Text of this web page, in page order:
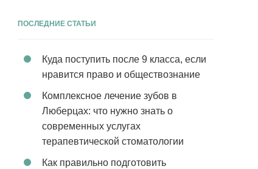
ПОСЛЕДНИЕ СТАТЬИ
Куда поступить после 9 класса, если
нравится право и обществознание
Комплексное лечение зубов в
Люберцах: что нужно знать о
современных услугах
терапевтической стоматологии
Как правильно подготовить